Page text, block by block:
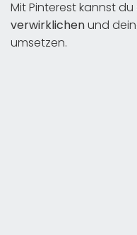
Mit Pinterest kannst
verwirklichenund
umsetzen.